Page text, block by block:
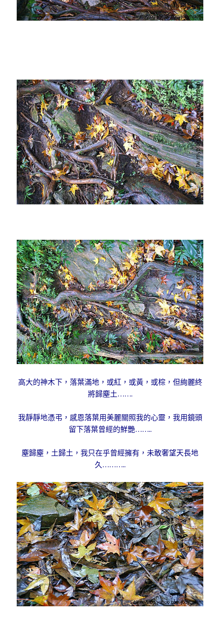
高大的神木下，落葉滿地，或紅，或黃，或棕，但絢麗終
將歸塵土…….
我靜靜地憑弔，感恩落葉用美麗關照我的心靈，我用鏡頭
留下落葉曾經的鮮艷……..
塵歸塵，土歸土，我只在乎曾經擁有，未敢奢望天長地
久………..